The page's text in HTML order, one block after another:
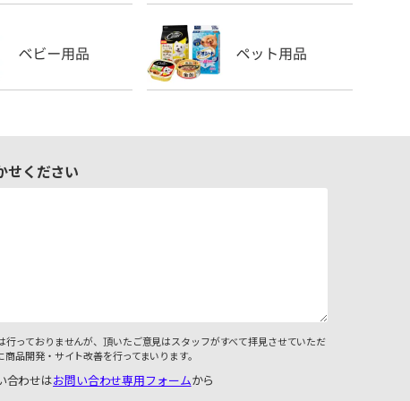
せください
行っておりませんが、頂いたご意見はスタッフがすべて拝見させていただ
品開発・サイト改善を行ってまいります。
合わせはお問い合わせ専用フォームから